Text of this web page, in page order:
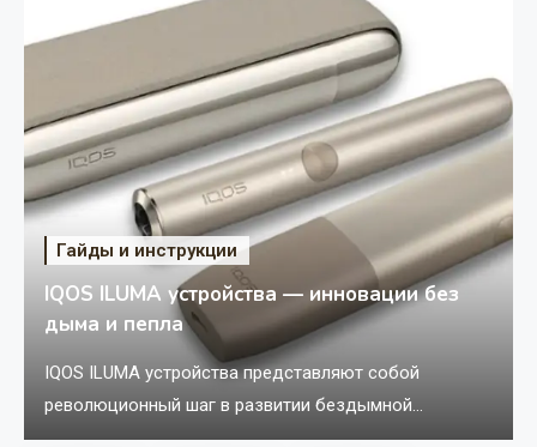
Гайды и инструкции
IQOS ILUMA устройства — инновации без
дыма и пепла
IQOS ILUMA устройства представляют собой
революционный шаг в развитии бездымной
табачной технологии. Эти девайсы созданы для